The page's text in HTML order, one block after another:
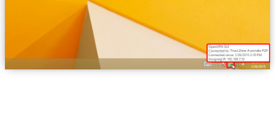
Trust.Zone-Australia-P2P-2P